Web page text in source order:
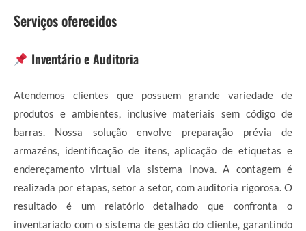
Serviços oferecidos
Inventário e Auditoria
Atendemos clientes que possuem grande variedade de
produtos e ambientes, inclusive materiais sem código de
barras. Nossa solução envolve preparação prévia de
armazéns, identificação de itens, aplicação de etiquetas e
endereçamento virtual via sistema Inova. A contagem é
realizada por etapas, setor a setor, com auditoria rigorosa. O
resultado é um relatório detalhado que confronta o
inventariado com o sistema de gestão do cliente, garantindo